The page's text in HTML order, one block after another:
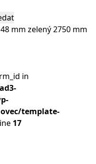
mm zelený 2750 mm
in
template-
17